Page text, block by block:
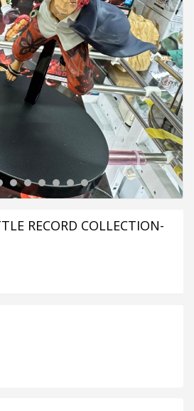
RECORD COLLECTION-